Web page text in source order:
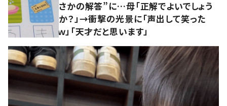
さかの解答”に…母「正解でよいでしょう
か？」→衝撃の光景に「声出して笑った
ｗ」「天才だと思います」